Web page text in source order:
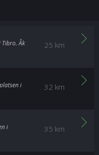
25 km
Åk
32 km
i
35 km
i